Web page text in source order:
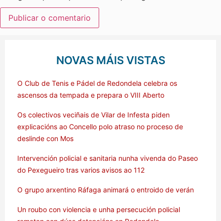
NOVAS MÁIS VISTAS
O Club de Tenis e Pádel de Redondela celebra os
ascensos da tempada e prepara o VIII Aberto
Os colectivos veciñais de Vilar de Infesta piden
explicacións ao Concello polo atraso no proceso de
deslinde con Mos
Intervención policial e sanitaria nunha vivenda do Paseo
do Pexegueiro tras varios avisos ao 112
O grupo arxentino Ráfaga animará o entroido de verán
Un roubo con violencia e unha persecución policial